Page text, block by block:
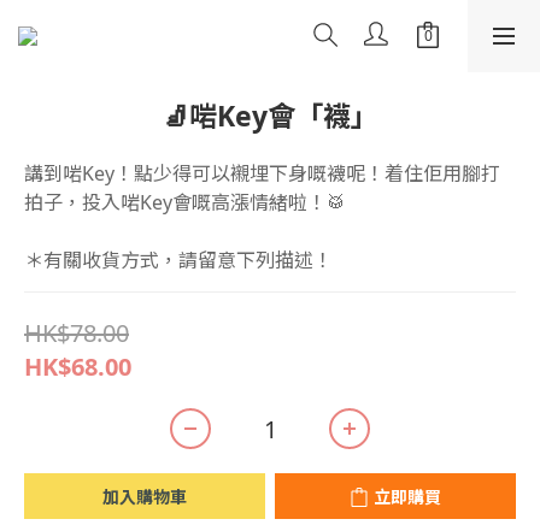
🧦啱Key會「襪」
講到啱Key！點少得可以襯埋下身嘅襪呢！着住佢用腳打
拍子，投入啱Key會嘅高漲情緒啦！🥁
＊有關收貨方式，請留意下列描述！
HK$78.00
HK$68.00
加入購物車 立即購買